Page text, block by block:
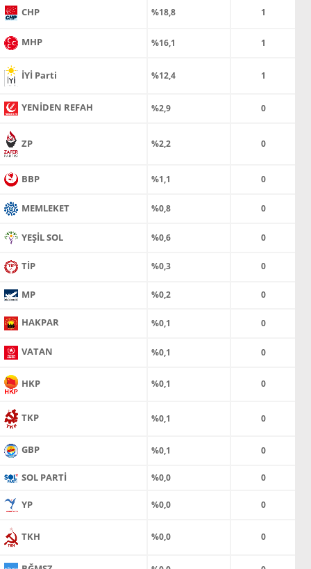
CHP %18,8 1
MHP %16,1 1
İYİ Parti %12,4 1
YENİDEN REFAH %2,9 0
ZP %2,2 0
BBP %1,1 0
MEMLEKET %0,8 0
YEŞİL SOL %0,6 0
TİP %0,3 0
MP %0,2 0
HAKPAR %0,1 0
VATAN %0,1 0
HKP %0,1 0
TKP %0,1 0
GBP %0,1 0
SOL PARTİ %0,0 0
YP %0,0 0
TKH %0,0 0